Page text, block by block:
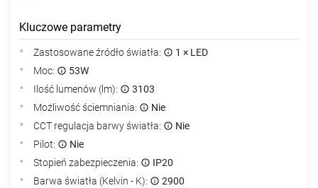
Kluczowe parametry
Zastosowane źródło światła:
1 × LED
Moc:
53W
Ilość lumenów (lm):
3103
Możliwość ściemniania:
Nie
CCT regulacja barwy światła:
Nie
Pilot:
Nie
Stopień zabezpieczenia:
IP20
Barwa światła (Kelvin - K):
2900